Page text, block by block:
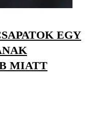
EGY
MIATT